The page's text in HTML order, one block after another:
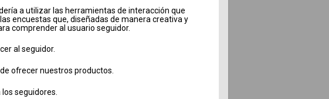
a utilizar las herramientas de interacción que
encuestas que, diseñadas de manera creativa y
comprender al usuario seguidor.
al seguidor.
ofrecer nuestros productos.
seguidores.